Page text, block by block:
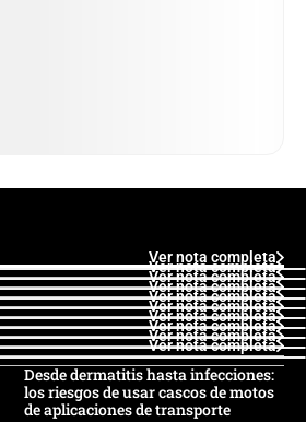
Ver nota completa
Ver nota completa
Ver nota completa
Ver nota completa
Ver nota completa
Ver nota completa
Ver nota completa
Ver nota completa
Ver nota completa
Ver nota completa
Desde dermatitis hasta infecciones:
los riesgos de usar cascos de motos
de aplicaciones de transporte